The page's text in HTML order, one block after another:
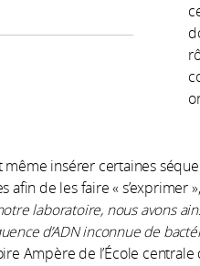
même insérer certaines
afin de les faire « s’exprimer
laboratoire, nous avons
d’ADN inconnue de
Ampère de l’École centrale